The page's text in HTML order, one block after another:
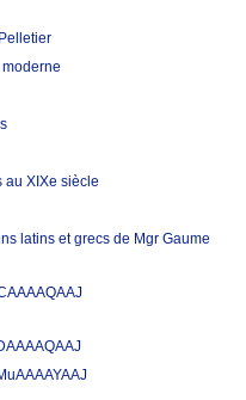
au XIXe siècle
latins et grecs de Mgr Gaume